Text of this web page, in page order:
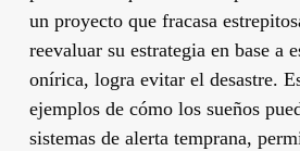
un proyecto que fracasa
reevaluar su estrategia en base a
onírica, logra evitar el desastre.
ejemplos de cómo los sueños
sistemas de alerta temprana,